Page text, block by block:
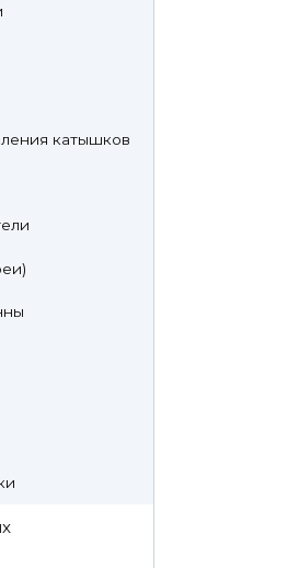
катышков